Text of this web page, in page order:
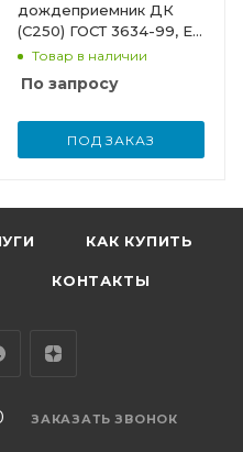
дождеприемник ДК
(С250) ГОСТ 3634-99, EN
124Товар в наличии
По запросу
ПОД ЗАКАЗ
КАК КУПИТЬ
КОНТАКТЫ
ЗАКАЗАТЬ ЗВОНОК